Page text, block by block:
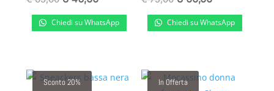
prezzo
originale
prezzo
attuale
Chiedi su WhatsApp
prezzo
originale
prezzo
attuale
Chiedi su WhatsApp
Sconto 20% In Offerta